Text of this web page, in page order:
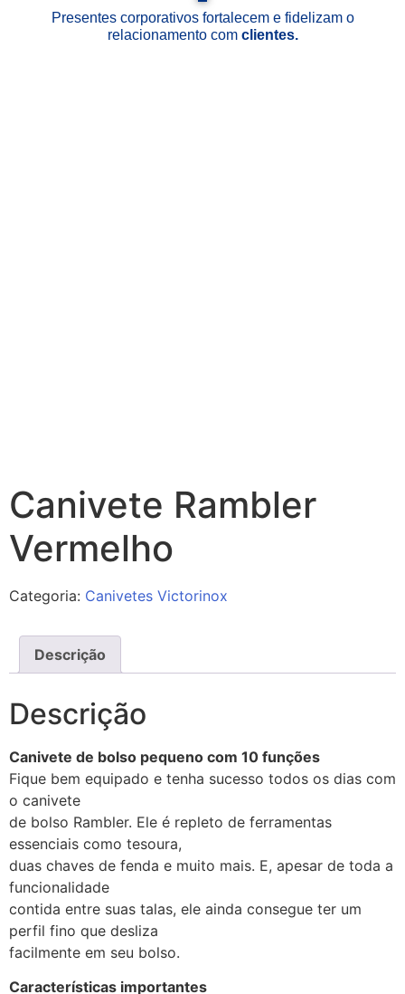
Presentes corporativos fortalecem e fidelizam o
relacionamento com clientes.
Canivete Rambler
Vermelho
Categoria: Canivetes Victorinox
Descrição
Descrição
Canivete de bolso pequeno com 10 funções
Fique bem equipado e tenha sucesso todos os dias com
o canivete
de bolso Rambler. Ele é repleto de ferramentas
essenciais como tesoura,
duas chaves de fenda e muito mais. E, apesar de toda a
funcionalidade
contida entre suas talas, ele ainda consegue ter um
perfil fino que desliza
facilmente em seu bolso.
Características importantes